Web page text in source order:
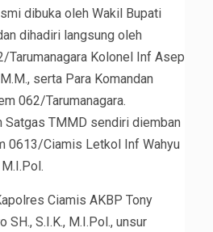
dibuka oleh Wakil Bupati
dihadiri langsung oleh
Tarumanagara Kolonel Inf Asep
serta Para Komandan
062/Tarumanagara.
Satgas TMMD sendiri diemban
0613/Ciamis Letkol Inf Wahyu
Ciamis AKBP Tony
SH., S.I.K., M.I.Pol., unsur